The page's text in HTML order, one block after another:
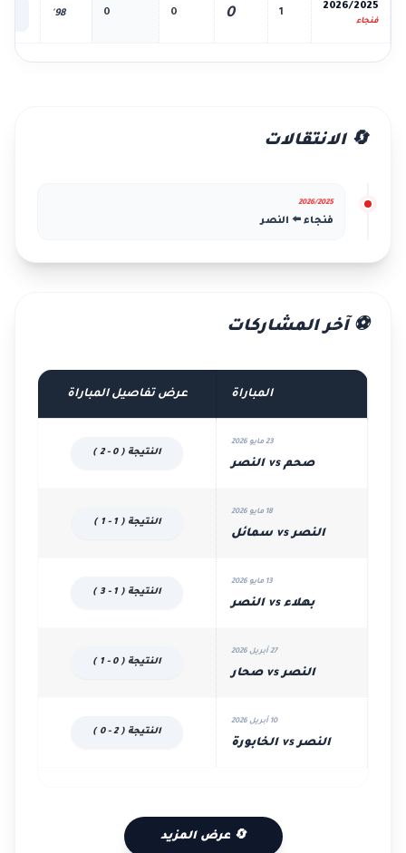
2026/2025
فنجاء
1
0
0
0
98'
🔄 الانتقالات
2026/2025
فنجاء ⬅️ النصر
⚽ آخر المشاركات
المباراة عرض تفاصيل المباراة
23 مايو 2026
صحم vs النصر
النتيجة ( 0 - 2 )
18 مايو 2026
النصر vs سمائل
النتيجة ( 1 - 1 )
13 مايو 2026
بهلاء vs النصر
النتيجة ( 1 - 3 )
27 أبريل 2026
النصر vs صحار
النتيجة ( 0 - 1 )
10 أبريل 2026
النصر vs الخابورة
النتيجة ( 2 - 0 )
🔄 عرض المزيد